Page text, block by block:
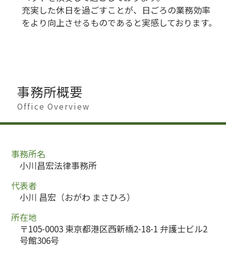
充実した休日を過ごすことが、日ごろの業務効率
をより向上させるものであると実感しております。
事務所概要
Office Overview
事務所名
小川昌宏法律事務所
代表者
小川 昌宏（おがわ まさひろ）
所在地
〒105-0003 東京都港区西新橋2-18-1 弁護士ビル2
号館306号